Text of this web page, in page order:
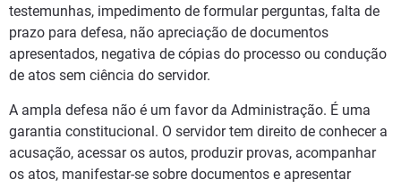
testemunhas, impedimento de formular perguntas, falta de
prazo para defesa, não apreciação de documentos
apresentados, negativa de cópias do processo ou condução
de atos sem ciência do servidor.
A ampla defesa não é um favor da Administração. É uma
garantia constitucional. O servidor tem direito de conhecer a
acusação, acessar os autos, produzir provas, acompanhar
os atos, manifestar-se sobre documentos e apresentar